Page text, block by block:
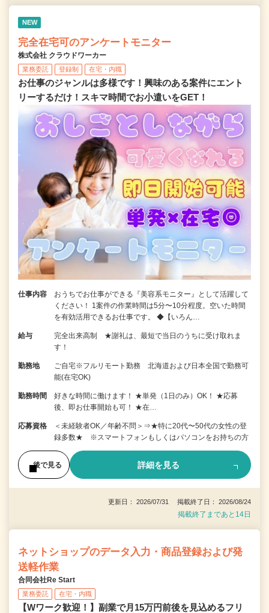
NEW
完全在宅可のアンケートモニター
株式会社 クラウドワーカー
業務委託 登録制 在宅・内職
お仕事のジャンルは多様です！興味のある案件にエント
リーするだけ！スキマ時間でお小遣いをGET！
仕事内容
おうちでお仕事ができる『美容系モニター』として活躍して
ください！ 1案件の作業時間は5分〜10分程度。空いた時間
を有効活用できるお仕事です。 ◆【いろん…
給与
完全出来高制 ★謝礼は、最短で当日のうちに受け取れま
す！
勤務地
ご自宅※フルリモート勤務 北海道および日本全国で勤務可
能(在宅OK)
勤務時間
好きな時間に働けます！ ★単発（1日のみ）OK！ ★応募
後、即お仕事開始も可！ ★在…
応募資格
＜未経験者OK／年齢不問＞⇒★特に20代〜50代の女性の登
録多数★ ※スマートフォンもしくはパソコンをお持ちの方
後で見る 詳細を見る
更新日： 2026/07/31 掲載終了日： 2026/08/24
掲載終了まであと14日
ネットショップのデータ入力・商品登録および発
送軽作業
合同会社Re Start
業務委託 在宅・内職
【Wワーク歓迎！】副業で月15万円前後を見込めるフリ